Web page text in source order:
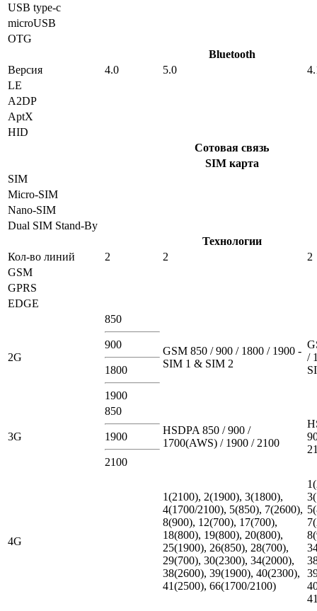
USB type-c
microUSB
OTG
Bluetooth
Версия
4.0 5.0
LE
A2DP
AptX
HID
Сотовая связь
SIM карта
SIM
Micro-SIM
Nano-SIM
Dual SIM Stand-By
Технологии
Кол-во линий
2 2
2
GSM
GPRS
EDGE
2G
850
900
1800
1900
GSM 850 / 900 / 1800 / 1900 -
SIM 1 & SIM 2
/
3G
850
1900
2100
HSDPA 850 / 900 /
1700(AWS) / 1900 / 2100
4G
1(2100), 2(1900), 3(1800),
4(1700/2100), 5(850), 7(2600),
8(900), 12(700), 17(700),
18(800), 19(800), 20(800),
25(1900), 26(850), 28(700),
29(700), 30(2300), 34(2000),
38(2600), 39(1900), 40(2300),
41(2500), 66(1700/2100)